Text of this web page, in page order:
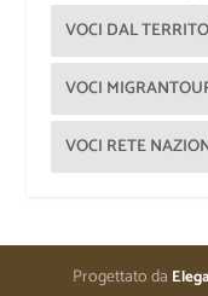
VOCI DAL
VOCI
VOCI RETE
Progettato da